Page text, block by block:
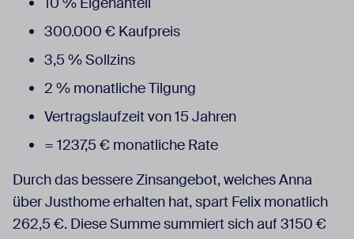
300.000 € Kaufpreis
3,5 % Sollzins
2 % monatliche Tilgung
Vertragslaufzeit von 15 Jahren
= 1237,5 € monatliche Rate
Durch das bessere Zinsangebot, welches Anna
über Justhome erhalten hat, spart Felix monatlich
262,5 €. Diese Summe summiert sich auf 3150 €